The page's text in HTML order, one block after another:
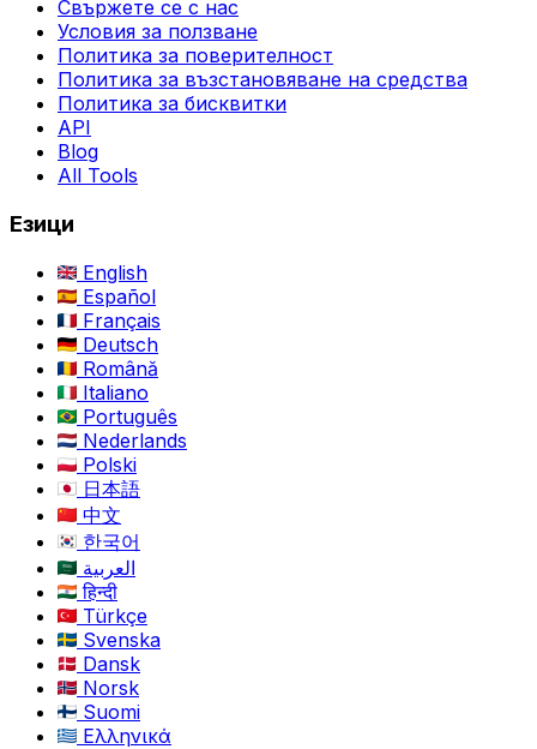
Свържете се с нас
Условия за ползване
Политика за поверителност
Политика за възстановяване на средства
Политика за бисквитки
API
Blog
All Tools
Езици
English
Español
Français
Deutsch
Română
Italiano
Português
Nederlands
Polski
日本語
中文
한국어
العربية
हिन्दी
Türkçe
Svenska
Dansk
Norsk
Suomi
Ελληνικά